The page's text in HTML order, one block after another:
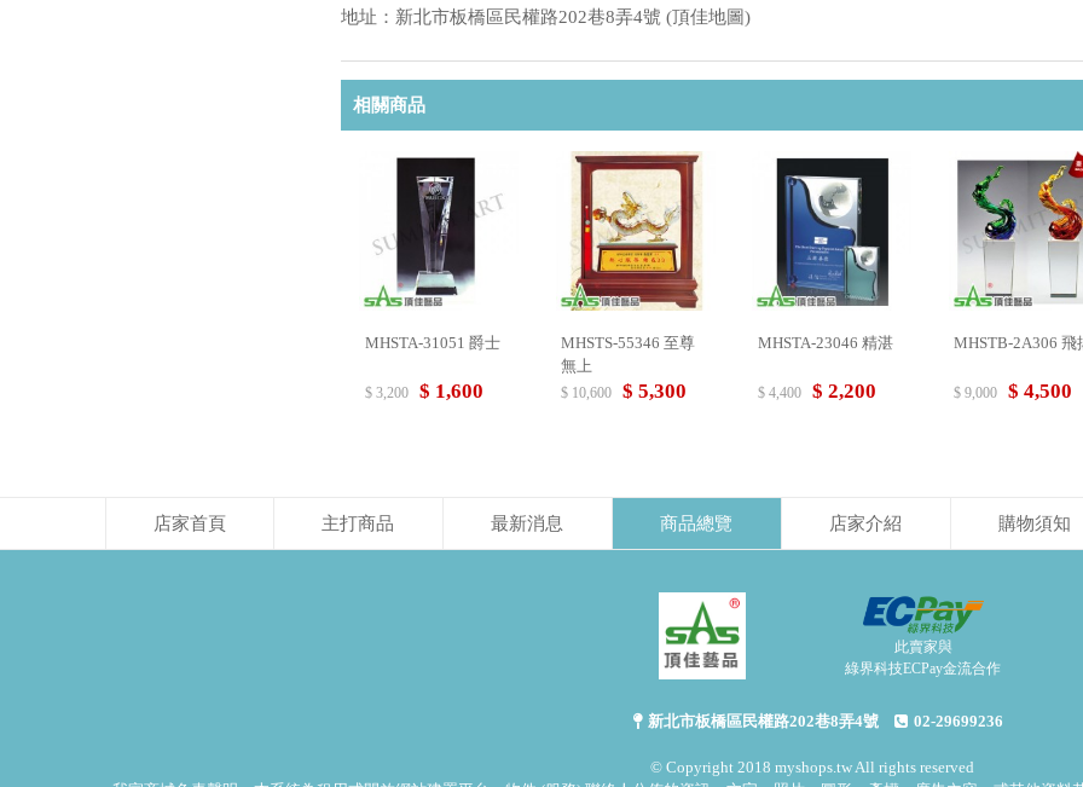
地址：新北市板橋區民權路202巷8弄4號 (頂佳地圖)
相關商品
MHSTA-31051 爵士
$ 3,200 $ 1,600
MHSTS-55346 至尊
無上
$ 10,600 $ 5,300
MHSTA-23046 精湛
$ 4,400 $ 2,200
MHSTB-2A306 飛
$ 9,000 $ 4,500
店家首頁 主打商品 最新消息 商品總覽 店家介紹 購物須知
此賣家與
綠界科技ECPay金流合作
新北市板橋區民權路202巷8弄4號 02-29699236
© Copyright 2018 myshops.tw All rights reserved